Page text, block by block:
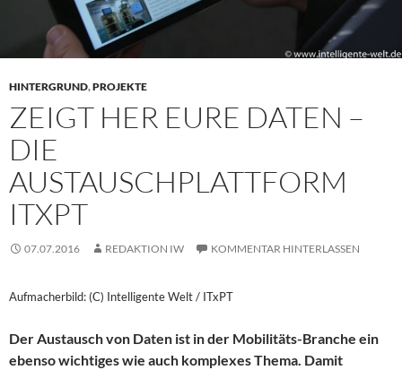
HINTERGRUND,PROJEKTE
ZEIGT HER EURE DATEN –
DIE
AUSTAUSCHPLATTFORM
ITXPT
07.07.2016 REDAKTION IW KOMMENTAR HINTERLASSEN
Aufmacherbild: (C) Intelligente Welt / ITxPT
Der Austausch von Daten ist in der Mobilitäts-Branche ein
ebenso wichtiges wie auch komplexes Thema. Damit